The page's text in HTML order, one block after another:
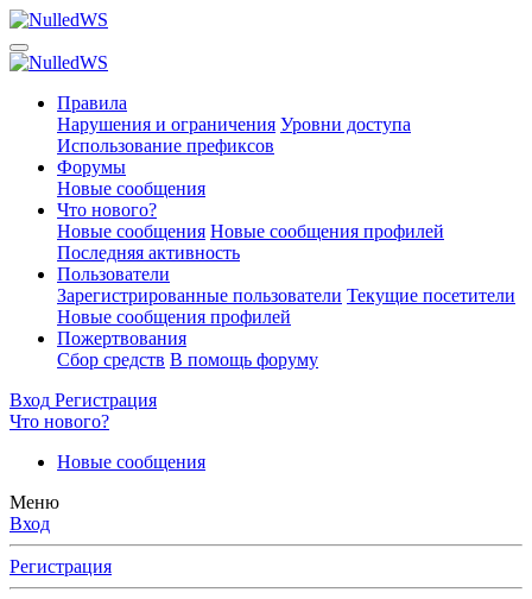
Правила
Нарушения и ограничения Уровни доступа
Использование префиксов
Форумы
Новые сообщения
Что нового?
Новые сообщения Новые сообщения профилей
Последняя активность
Пользователи
Зарегистрированные пользователи Текущие посетители
Новые сообщения профилей
Пожертвования
Сбор средств В помощь форуму
Вход Регистрация
Что нового?
Новые сообщения
Меню
Вход
Регистрация